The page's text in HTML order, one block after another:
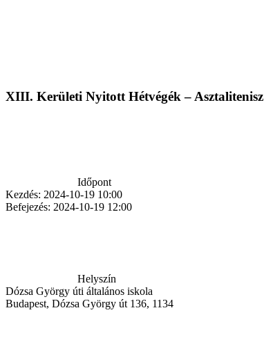
XIII. Kerületi Nyitott Hétvégék – Asztalitenisz
Időpont
Kezdés: 2024-10-19 10:00
Befejezés: 2024-10-19 12:00
Helyszín
Dózsa György úti általános iskola
Budapest, Dózsa György út 136, 1134